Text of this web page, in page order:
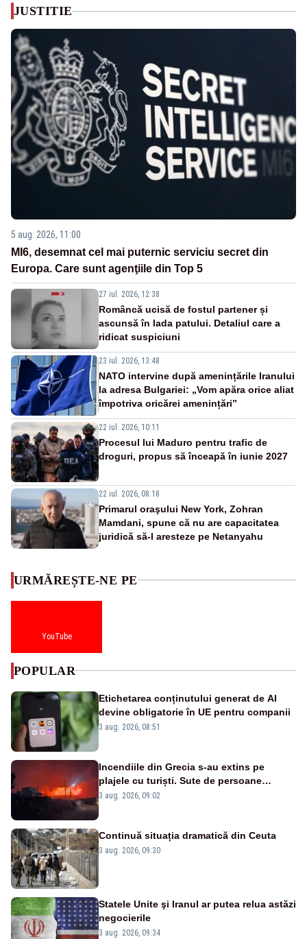
JUSTITIE
5 aug. 2026, 11:00
MI6, desemnat cel mai puternic serviciu secret din
Europa. Care sunt agenţiile din Top 5
27 iul. 2026, 12:38
Româncă ucisă de fostul partener și
ascunsă în lada patului. Detaliul care a
ridicat suspiciuni
23 iul. 2026, 13:48
NATO intervine după amenințările Iranului
la adresa Bulgariei: „Vom apăra orice aliat
împotriva oricărei amenințări”
22 iul. 2026, 10:11
Procesul lui Maduro pentru trafic de
droguri, propus să înceapă în iunie 2027
22 iul. 2026, 08:18
Primarul oraşului New York, Zohran
Mamdani, spune că nu are capacitatea
juridică să-l aresteze pe Netanyahu
URMĂREȘTE-NE PE
YouTube
POPULAR
Etichetarea conținutului generat de AI
devine obligatorie în UE pentru companii
3 aug. 2026, 08:51
Incendiile din Grecia s-au extins pe
plajele cu turiști. Sute de persoane
evacuate pe mare, drumuri blocate de
3 aug. 2026, 09:02
Continuă situația dramatică din Ceuta
3 aug. 2026, 09:30
Statele Unite şi Iranul ar putea relua astăzi
negocierile
3 aug. 2026, 09:34